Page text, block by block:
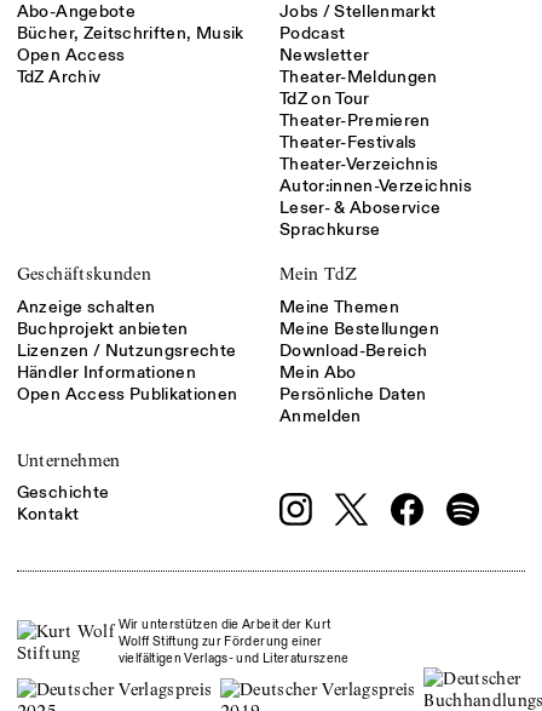
Abo-Angebote
Bücher, Zeitschriften, Musik
Open Access
TdZ Archiv
Jobs / Stellenmarkt
Podcast
Newsletter
Theater-Meldungen
TdZ on Tour
Theater-Premieren
Theater-Festivals
Theater-Verzeichnis
Autor:innen-Verzeichnis
Leser- & Aboservice
Sprachkurse
Geschäftskunden
Anzeige schalten
Buchprojekt anbieten
Lizenzen / Nutzungsrechte
Händler Informationen
Open Access Publikationen
Mein TdZ
Meine Themen
Meine Bestellungen
Download-Bereich
Mein Abo
Persönliche Daten
Anmelden
Unternehmen
Geschichte
Kontakt
Wir unterstützen die Arbeit der Kurt
Wolff Stiftung zur Förderung einer
vielfältigen Verlags- und Literaturszene